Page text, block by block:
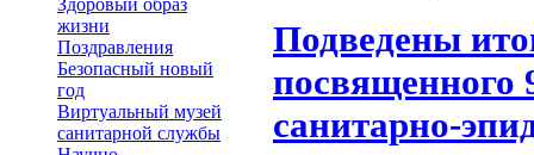
Здоровый образ
жизни
Поздравления
Безопасный новый
год
Виртуальный музей
санитарной службы
Подведены
посвященного
санитарно-